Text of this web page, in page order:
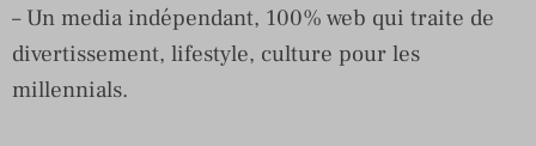
– Un media indépendant, 100% web qui traite de
divertissement, lifestyle, culture pour les
millennials.